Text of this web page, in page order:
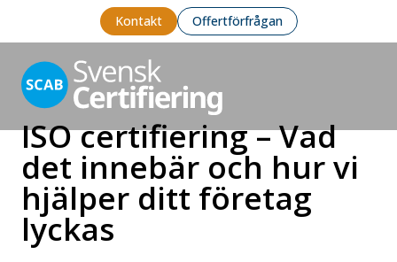
Kontakt Offertförfrågan
ISO certifiering – Vad
det innebär och hur vi
hjälper ditt företag
lyckas